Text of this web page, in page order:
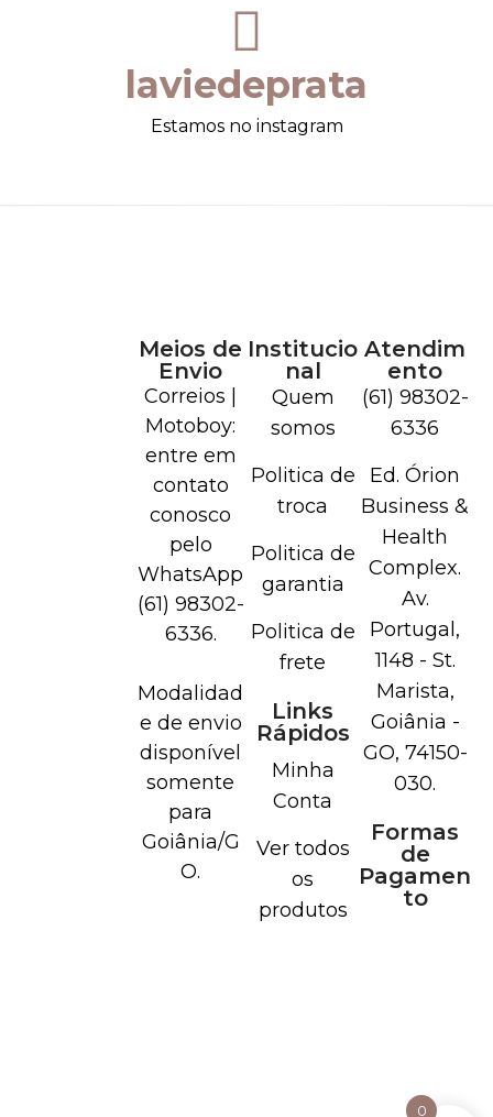
laviedeprata
Estamos no instagram
Meios de
Envio
Correios |
Motoboy:
entre em
contato
conosco
pelo
WhatsApp
(61) 98302-
6336.
Modalidad
e de envio
disponível
somente
para
Goiânia/G
O.
Institucio
nal
Quem
somos
Politica de
troca
Politica de
garantia
Politica de
frete
Links
Rápidos
Minha
Conta
Ver todos
os
produtos
Atendim
ento
(61) 98302-
6336
Ed. Órion
Business &
Health
Complex.
Av.
Portugal,
1148 - St.
Marista,
Goiânia -
GO, 74150-
030.
Formas
de
Pagamen
to
0